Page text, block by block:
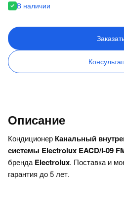
В наличии
Описание
Кондиционер Канальный
системы Electrolux EACD/I-09
бренда Electrolux. Поставка и
гарантия до 5 лет.